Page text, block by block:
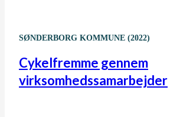
SØNDERBORG KOMMUNE (2022)
Cykelfremme gennem
virksomhedssamarbejder